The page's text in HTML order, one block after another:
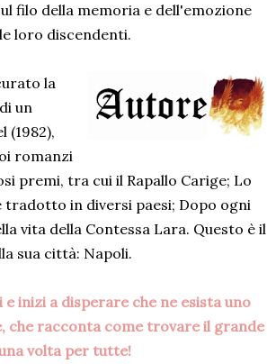
filo della memoria e dell'emozione
loro discendenti.
la
un
(1982),
romanzi
premi, tra cui il Rapallo Carige; Lo
in diversi paesi; Dopo ogni
vita della Contessa Lara. Questo è il
sua città: Napoli.
inizi a disperare che ne esista uno
racconta come trovare il grande
volta per tutte!